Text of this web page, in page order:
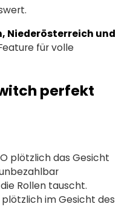
Niederösterreich und
für volle
perfekt
plötzlich das Gesicht
Rollen tauscht.
im Gesicht des